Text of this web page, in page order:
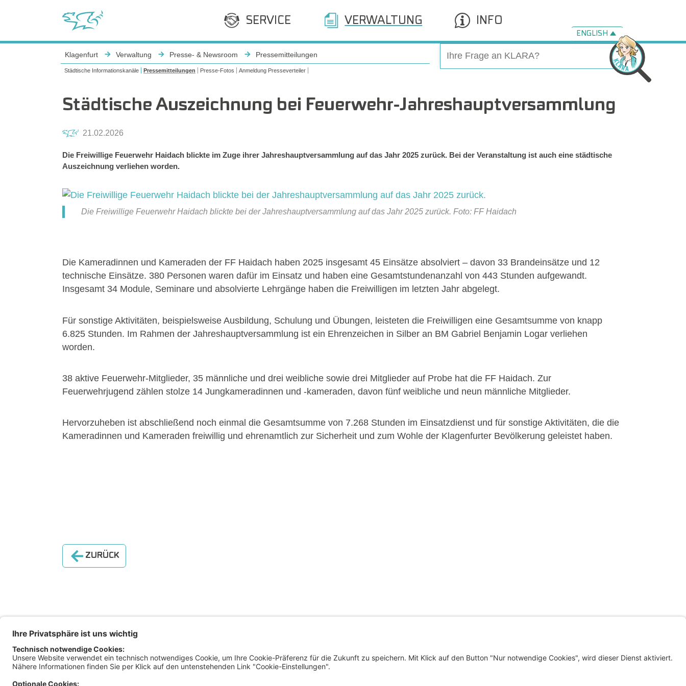
SERVICE VERWALTUNG INFO
ENGLISH
Klagenfurt Verwaltung Presse- & Newsroom Pressemitteilungen
Städtische Informationskanäle Pressemitteilungen Presse-Fotos Anmeldung Presseverteiler
Städtische Auszeichnung bei Feuerwehr-Jahreshauptversammlung
21.02.2026
Die Freiwillige Feuerwehr Haidach blickte im Zuge ihrer Jahreshauptversammlung auf das Jahr 2025 zurück. Bei der Veranstaltung ist auch eine städtische
Auszeichnung verliehen worden.
Die Freiwillige Feuerwehr Haidach blickte bei der Jahreshauptversammlung auf das Jahr 2025 zurück. Foto: FF Haidach
Die Kameradinnen und Kameraden der FF Haidach haben 2025 insgesamt 45 Einsätze absolviert – davon 33 Brandeinsätze und 12
technische Einsätze. 380 Personen waren dafür im Einsatz und haben eine Gesamtstundenanzahl von 443 Stunden aufgewandt.
Insgesamt 34 Module, Seminare und absolvierte Lehrgänge haben die Freiwilligen im letzten Jahr abgelegt.
Für sonstige Aktivitäten, beispielsweise Ausbildung, Schulung und Übungen, leisteten die Freiwilligen eine Gesamtsumme von knapp
6.825 Stunden. Im Rahmen der Jahreshauptversammlung ist ein Ehrenzeichen in Silber an BM Gabriel Benjamin Logar verliehen
worden.
38 aktive Feuerwehr-Mitglieder, 35 männliche und drei weibliche sowie drei Mitglieder auf Probe hat die FF Haidach. Zur
Feuerwehrjugend zählen stolze 14 Jungkameradinnen und -kameraden, davon fünf weibliche und neun männliche Mitglieder.
Hervorzuheben ist abschließend noch einmal die Gesamtsumme von 7.268 Stunden im Einsatzdienst und für sonstige Aktivitäten, die die
Kameradinnen und Kameraden freiwillig und ehrenamtlich zur Sicherheit und zum Wohle der Klagenfurter Bevölkerung geleistet haben.
ZURÜCK
Magistrat der Landeshauptstadt